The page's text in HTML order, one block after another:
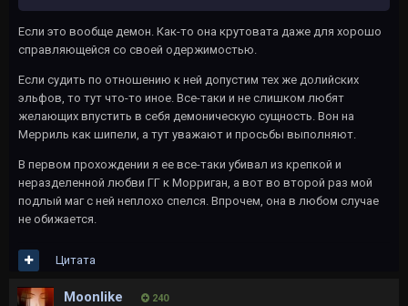
Если это вообще демон. Как-то она крутовата даже для хорошо
справляющейся со своей одержимостью.
Если судить по отношению к ней допустим тех же долийских
эльфов, то тут что-то иное. Все-таки и не слишком любят
желающих впустить в себя демоническую сущность. Вон на
Мерриль как шипели, а тут уважают и просьбы выполняют.
В первом прохождении я ее все-таки убивал из крепкой и
неразделенной любви ГГ к Морриган, а вот во второй раз мой
подлый маг с ней неплохо спелся. Впрочем, она в любом случае
не обижается.
Цитата
Moonlike 240